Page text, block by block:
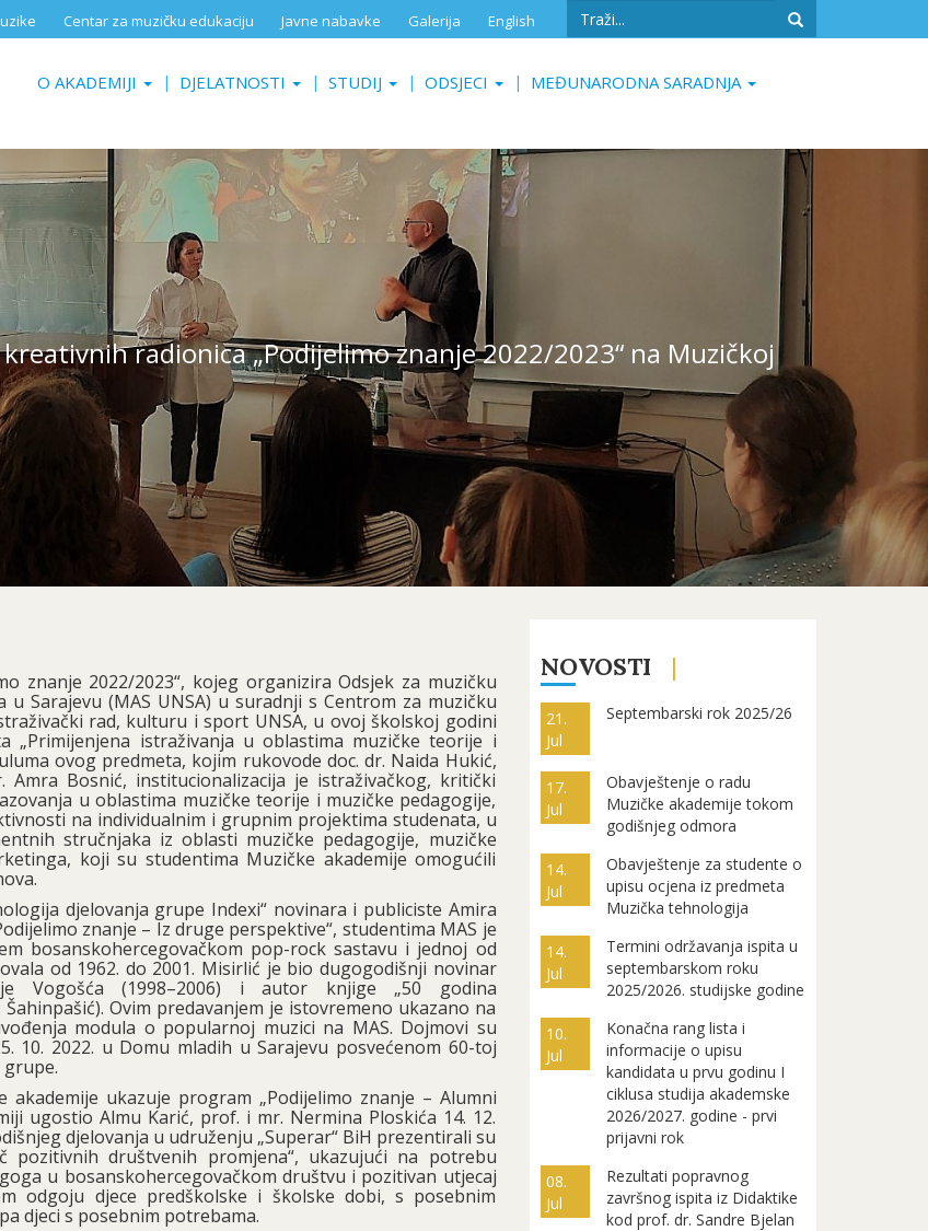
Centar za muzičku edukaciju Javne nabavke Galerija English
Search
O AKADEMIJI DJELATNOSTI STUDIJ ODSJECI MEĐUNARODNA SARADNJA
radionica „Podijelimo znanje 2022/2023“ na Muzičkoj
znanje 2022/2023“, kojeg organizira Odsjek za muzičku
Sarajevu (MAS UNSA) u suradnji s Centrom za muzičku
rad, kulturu i sport UNSA, u ovoj školskoj godini
istraživanja u oblastima muzičke teorije i
ovog predmeta, kojim rukovode doc. dr. Naida Hukić,
Bosnić, institucionalizacija je istraživačkog, kritički
u oblastima muzičke teorije i muzičke pedagogije,
na individualnim i grupnim projektima studenata, u
stručnjaka iz oblasti muzičke pedagogije, muzičke
koji su studentima Muzičke akademije omogućili
djelovanja grupe Indexi“ novinara i publiciste Amira
znanje – Iz druge perspektive“, studentima MAS je
bosanskohercegovačkom pop-rock sastavu i jednoj od
od 1962. do 2001. Misirlić je bio dugogodišnji novinar
Vogošća (1998–2006) i autor knjige „50 godina
Ovim predavanjem je istovremeno ukazano na
modula o popularnoj muzici na MAS. Dojmovi su
10. 2022. u Domu mladih u Sarajevu posvećenom 60-toj
ukazuje program „Podijelimo znanje – Alumni
ugostio Almu Karić, prof. i mr. Nermina Ploskića 14. 12.
djelovanja u udruženju „Superar“ BiH prezentirali su
pozitivnih društvenih promjena“, ukazujući na potrebu
u bosanskohercegovačkom društvu i pozitivan utjecaj
odgoju djece predškolske i školske dobi, s posebnim
djeci s posebnim potrebama.
NOVOSTI
21.
Jul
Septembarski rok 2025/26
17.
Jul
Obavještenje o radu
Muzičke akademije tokom
godišnjeg odmora
14.
Jul
Obavještenje za studente o
upisu ocjena iz predmeta
Muzička tehnologija
14.
Jul
Termini održavanja ispita u
septembarskom roku
2025/2026. studijske godine
10.
Jul
Konačna rang lista i
informacije o upisu
kandidata u prvu godinu I
ciklusa studija akademske
2026/2027. godine - prvi
prijavni rok
08.
Jul
Rezultati popravnog
završnog ispita iz Didaktike
kod prof. dr. Sandre Bjelan